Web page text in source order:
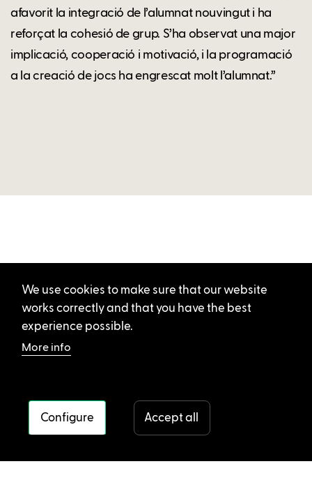
afavorit la integració de l’alumnat nouvingut i ha
reforçat la cohesió de grup. S’ha observat una major
implicació, cooperació i motivació, i la programació
a la creació de jocs ha engrescat molt l’alumnat.”
We use cookies to make sure that our website
works correctly and that you have the best
experience possible.
More info
Configure Accept all